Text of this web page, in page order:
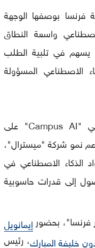
فرنسا بوصفها الوجهة
واسعة النطاق
يسهم في تلبية الطلب
الاصطناعي المسؤولة
ومع توسُّع مجمَّع الذكاء الاصطناعي "Campus AI" على
نمو شركة "ميسترال"،
الذكاء الاصطناعي في
إلى قدرات حاسوبية
فرنسا"، بحضور إيمانويل
خليفة المبارك، رئيس